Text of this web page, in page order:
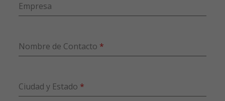
Empresa
Nombre de Contacto *
Ciudad y Estado *